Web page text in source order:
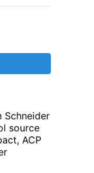
Schneider
source
ACP